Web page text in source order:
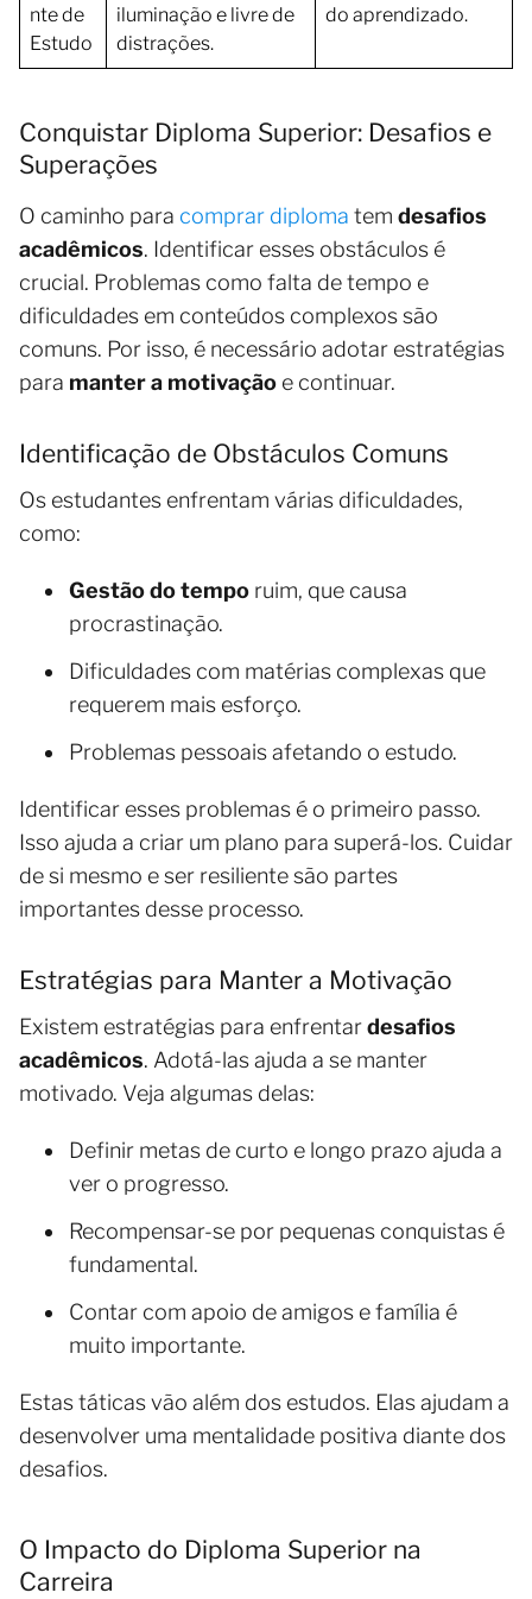
nte de
Estudo
iluminação e livre de
distrações.
do aprendizado.
Conquistar Diploma Superior: Desafios e
Superações
O caminho para comprar diploma tem desafios
acadêmicos. Identificar esses obstáculos é
crucial. Problemas como falta de tempo e
dificuldades em conteúdos complexos são
comuns. Por isso, é necessário adotar estratégias
para manter a motivação e continuar.
Identificação de Obstáculos Comuns
Os estudantes enfrentam várias dificuldades,
como:
Gestão do tempo ruim, que causa
procrastinação.
Dificuldades com matérias complexas que
requerem mais esforço.
Problemas pessoais afetando o estudo.
Identificar esses problemas é o primeiro passo.
Isso ajuda a criar um plano para superá-los. Cuidar
de si mesmo e ser resiliente são partes
importantes desse processo.
Estratégias para Manter a Motivação
Existem estratégias para enfrentardesafios
acadêmicos. Adotá-las ajuda a se manter
motivado. Veja algumas delas:
Definir metas de curto e longo prazo ajuda a
ver o progresso.
Recompensar-se por pequenas conquistas é
fundamental.
Contar com apoio de amigos e família é
muito importante.
Estas táticas vão além dos estudos. Elas ajudam a
desenvolver uma mentalidade positiva diante dos
desafios.
O Impacto do Diploma Superior na
Carreira